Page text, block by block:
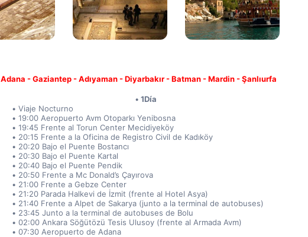
Adana - Gaziantep - Adıyaman - Diyarbakır - Batman - Mardin - Şanlıurfa
1Día
Viaje Nocturno
19:00 Aeropuerto Avm Otoparkı Yenibosna
19:45 Frente al Torun Center Mecidiyeköy
20:15 Frente a la Oficina de Registro Civil de Kadıköy
20:20 Bajo el Puente Bostancı
20:30 Bajo el Puente Kartal
20:40 Bajo el Puente Pendik
20:50 Frente a Mc Donald’s Çayırova
21:00 Frente a Gebze Center
21:20 Parada Halkevi de İzmit (frente al Hotel Asya)
21:40 Frente a Alpet de Sakarya (junto a la terminal de autobuses)
23:45 Junto a la terminal de autobuses de Bolu
02:00 Ankara Söğütözü Tesis Ulusoy (frente al Armada Avm)
07:30 Aeropuerto de Adana